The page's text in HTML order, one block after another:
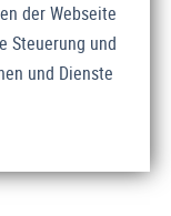
der Webseite
Steuerung und
und Dienste